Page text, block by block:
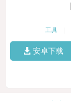
工具
安卓下载